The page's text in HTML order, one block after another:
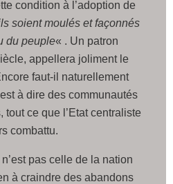
condition à l’adoption de
soient moulés et façonnés
du peuple« . Un patron
appellera joliment le
faut-il naturellement
à dire des communautés
ce que l’Etat centraliste
combattu.
pas celle de la nation
à craindre des abandons